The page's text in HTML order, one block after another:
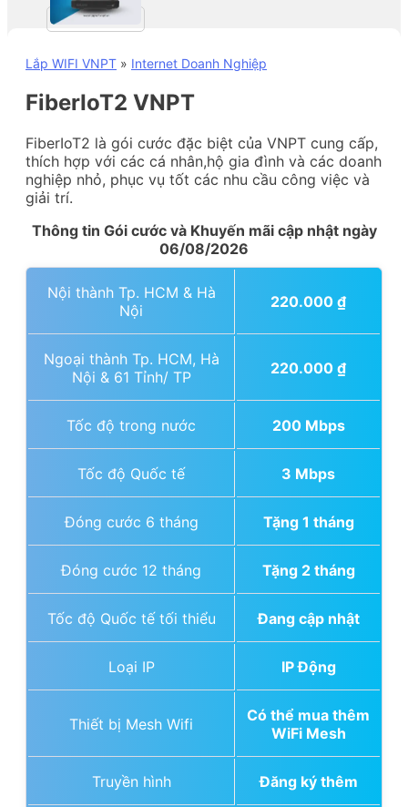
Lắp WIFI VNPT » Internet Doanh Nghiệp
FiberIoT2 VNPT
FiberIoT2 là gói cước đặc biệt của VNPT cung cấp,
thích hợp với các cá nhân,hộ gia đình và các doanh
nghiệp nhỏ, phục vụ tốt các nhu cầu công việc và
giải trí.
Thông tin Gói cước và Khuyến mãi cập nhật ngày
06/08/2026
Nội thành Tp. HCM & Hà
Nội
220.000 ₫
Ngoại thành Tp. HCM, Hà
Nội & 61 Tỉnh/ TP
220.000 ₫
Tốc độ trong nước 200 Mbps
Tốc độ Quốc tế 3 Mbps
Đóng cước 6 tháng Tặng 1 tháng
Đóng cước 12 tháng Tặng 2 tháng
Tốc độ Quốc tế tối thiểu Đang cập nhật
Loại IP IP Động
Thiết bị Mesh Wifi
Có thể mua thêm
WiFi Mesh
Truyền hình Đăng ký thêm